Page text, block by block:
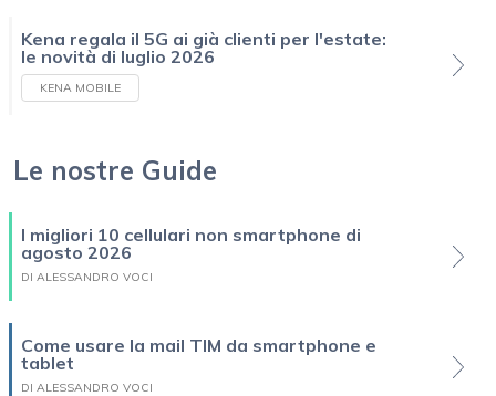
Kena regala il 5G ai già clienti per l'estate:
le novità di luglio 2026
KENA MOBILE
Le nostre Guide
I migliori 10 cellulari non smartphone di
agosto 2026
DI ALESSANDRO VOCI
Come usare la mail TIM da smartphone e
tablet
DI ALESSANDRO VOCI